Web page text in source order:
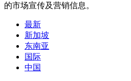
的市场宣传及营销信息。
最新
新加坡
东南亚
国际
中国